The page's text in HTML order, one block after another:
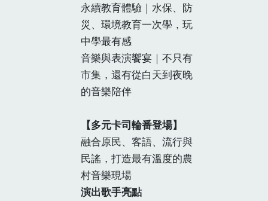
永續教育體驗｜水保、防
災、環境教育一次學，玩
中學最有感
音樂與表演饗宴｜不只有
市集，還有從白天到夜晚
的音樂陪伴
【多元卡司輪番登場】
融合原民、客語、流行與
民謠，打造最有溫度的農
村音樂現場
演出歌手亮點